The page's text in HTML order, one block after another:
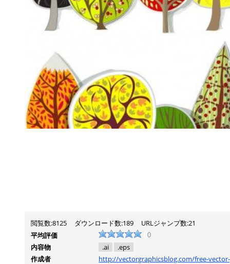
閲覧数:8125 ダウンロード数:189
URLジャンプ数:21
平均評価
0
内容物 .ai
.eps
作成者
http://vectorgraphicsblog.com/free-